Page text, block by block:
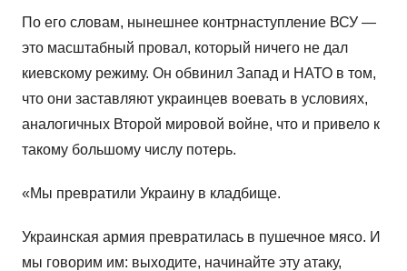
По его словам, нынешнее контрнаступление ВСУ —
это масштабный провал, который ничего не дал
киевскому режиму. Он обвинил Запад и НАТО в том,
что они заставляют украинцев воевать в условиях,
аналогичных Второй мировой войне, что и привело к
такому большому числу потерь.
«Мы превратили Украину в кладбище.
Украинская армия превратилась в пушечное мясо. И
мы говорим им: выходите, начинайте эту атаку,